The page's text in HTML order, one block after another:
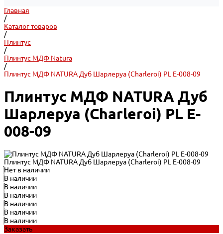
Главная
/
Каталог товаров
/
Плинтус
/
Плинтус МДФ Natura
/
Плинтус МДФ NATURA Дуб Шарлеруа (Charleroi) PL E-008-09
Плинтус МДФ NATURA Дуб
Шарлеруа (Charleroi) PL E-
008-09
Плинтус МДФ NATURA Дуб Шарлеруа (Charleroi) PL E-008-09
Нет в наличии
В наличии
В наличии
В наличии
В наличии
В наличии
В наличии
Заказать